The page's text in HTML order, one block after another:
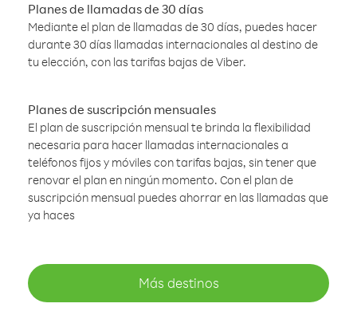
Planes de llamadas de 30 días
Mediante el plan de llamadas de 30 días, puedes hacer
durante 30 días llamadas internacionales al destino de
tu elección, con las tarifas bajas de Viber.
Planes de suscripción mensuales
El plan de suscripción mensual te brinda la flexibilidad
necesaria para hacer llamadas internacionales a
teléfonos fijos y móviles con tarifas bajas, sin tener que
renovar el plan en ningún momento. Con el plan de
suscripción mensual puedes ahorrar en las llamadas que
ya haces
Más destinos